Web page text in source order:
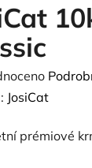
JosiCat
prémiové